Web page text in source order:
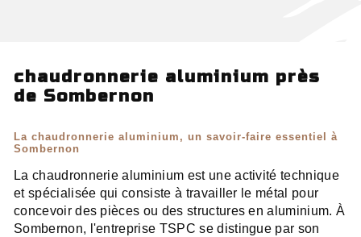
chaudronnerie aluminium près
de Sombernon
La chaudronnerie aluminium, un savoir-faire essentiel à
Sombernon
La chaudronnerie aluminium est une activité technique
et spécialisée qui consiste à travailler le métal pour
concevoir des pièces ou des structures en aluminium. À
Sombernon, l'entreprise TSPC se distingue par son